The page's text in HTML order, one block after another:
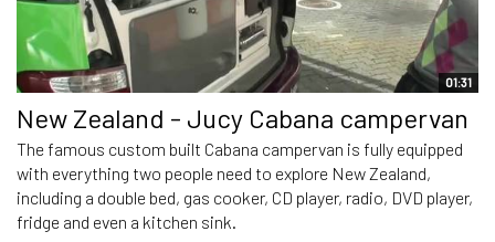
01:31
New Zealand - Jucy Cabana campervan
The famous custom built Cabana campervan is fully equipped
with everything two people need to explore New Zealand,
including a double bed, gas cooker, CD player, radio, DVD player,
fridge and even a kitchen sink.